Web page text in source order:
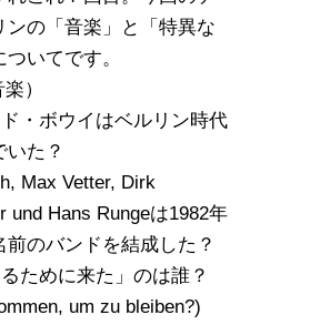
ンの「音楽」と「特異な
いてです。
）
・ボウイはベルリン時代
いた？
Max Vetter, Dirk
und Hans Rungeは1982年
前のバンドを結成した？
ために来た」のは誰？
um zu bleiben?)